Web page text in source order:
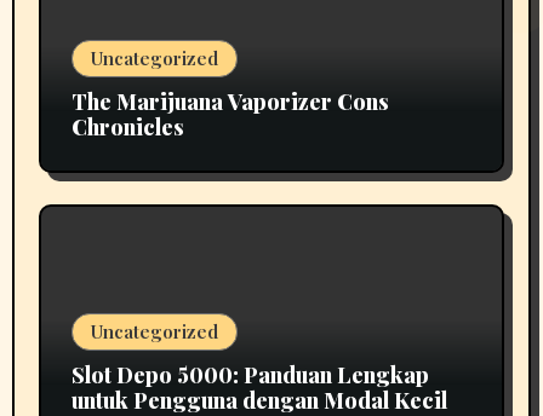
Uncategorized
The Marijuana Vaporizer Cons
Chronicles
Uncategorized
Slot Depo 5000: Panduan Lengkap
untuk Pengguna dengan Modal Kecil